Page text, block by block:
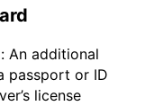
An additional
passport or ID
license